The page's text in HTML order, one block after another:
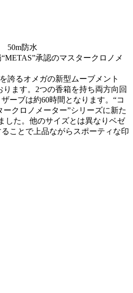
50m防水
承認のマスタークロノメ
誇るオメガの新型ムーブメント
ります。2つの香箱を持ち両方向回
ーブは約60時間となります。“コ
クロノメーター”シリーズに新た
した。他のサイズとは異なりベゼ
ことで上品ながらスポーティな印